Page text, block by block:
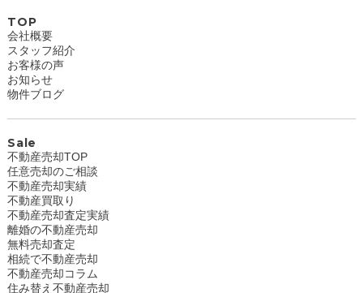
TOP
会社概要
スタッフ紹介
お客様の声
お知らせ
物件ブログ
Sale
不動産売却TOP
任意売却のご相談
不動産売却実績
不動産買取り
不動産売却査定実績
離婚の不動産売却
無料売却査定
相続で不動産売却
不動産売却コラム
住み替え不動産売却